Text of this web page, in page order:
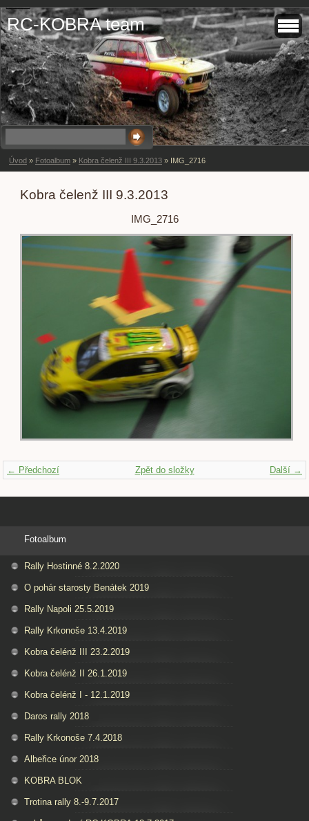
RC-KOBRA team
Úvod » Fotoalbum » Kobra čelenž III 9.3.2013 » IMG_2716
Kobra čelenž III 9.3.2013
IMG_2716
← Předchozí Další →
Zpět do složky
Fotoalbum
Rally Hostinné 8.2.2020
O pohár starosty Benátek 2019
Rally Napoli 25.5.2019
Rally Krkonoše 13.4.2019
Kobra čelénž III 23.2.2019
Kobra čelénž II 26.1.2019
Kobra čelénž I - 12.1.2019
Daros rally 2018
Rally Krkonoše 7.4.2018
Albeřice únor 2018
KOBRA BLOK
Trotina rally 8.-9.7.2017